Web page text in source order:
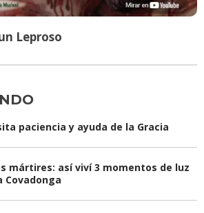
Leproso
paciencia y ayuda de la Gracia
mártires: así viví 3 momentos de luz
Covadonga